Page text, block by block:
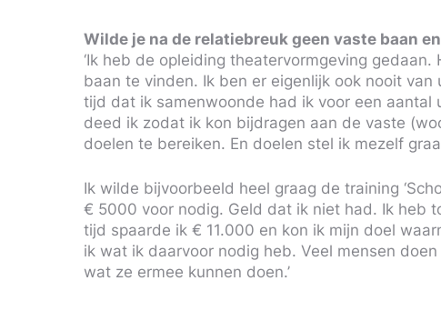
Wilde je na de relatiebreuk geen vaste baan
‘Ik heb de opleiding theatervormgeving
baan te vinden. Ik ben er eigenlijk ook nooit
tijd dat ik samenwoonde had ik voor een
deed ik zodat ik kon bijdragen aan de vaste
doelen te bereiken. En doelen stel ik mezelf
Ik wilde bijvoorbeeld heel graag de training
€ 5000 voor nodig. Geld dat ik niet had. Ik heb
tijd spaarde ik € 11.000 en kon ik mijn doel
ik wat ik daarvoor nodig heb. Veel mensen
wat ze ermee kunnen doen.’